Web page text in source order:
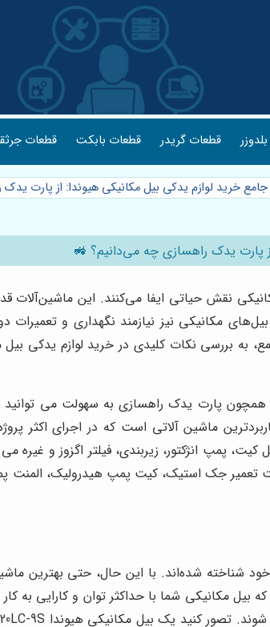
قطعات گریدر قطعات بابکت قطعات
جامع خرید لوازم یدکی بیل مکانیکی هیوندا: از پارت
پارت یدک راهسازی چه می‌دانیم؟ 🚜
نقش حیاتی ایفا می‌کنند. این ماشین‌آلات
مکانیکی نیز نیازمند نگهداری و
به بررسی نکات کلیدی در خرید لوازم یدکی
همچون پارت یدک راهسازی به سهولت می توانید
ماشین آلاتی است که در اجرای اکثر
کیت، پمپ انژکتور، زیربندی، فیلتر اگزوز و
جک استیک، کیت پمپ هیدرولیک، المنت
شناخته شده‌اند. با این حال، حتی بهترین
بیل مکانیکی شما با حداکثر توان و کارایی به